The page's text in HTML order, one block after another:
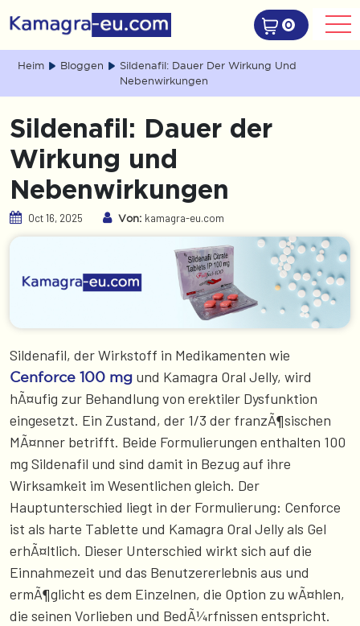
0
Heim Bloggen
Sildenafil: Dauer Der Wirkung Und
Nebenwirkungen
Sildenafil: Dauer der
Wirkung und
Nebenwirkungen
Oct 16, 2025 Von: kamagra-eu.com
Sildenafil, der Wirkstoff in Medikamenten wie
Cenforce 100 mg und Kamagra Oral Jelly, wird
hÃ¤ufig zur Behandlung von erektiler Dysfunktion
eingesetzt. Ein Zustand, der 1/3 der franzÃ¶sischen
MÃ¤nner betrifft. Beide Formulierungen enthalten 100
mg Sildenafil und sind damit in Bezug auf ihre
Wirksamkeit im Wesentlichen gleich. Der
Hauptunterschied liegt in der Formulierung: Cenforce
ist als harte Tablette und Kamagra Oral Jelly als Gel
erhÃ¤ltlich. Dieser Unterschied wirkt sich auf die
Einnahmezeit und das Benutzererlebnis aus und
ermÃ¶glicht es dem Einzelnen, die Option zu wÃ¤hlen,
die seinen Vorlieben und BedÃ¼rfnissen entspricht.